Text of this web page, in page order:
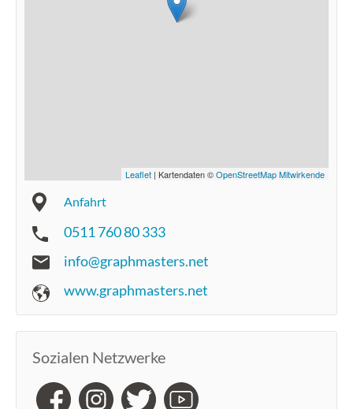
Leaflet | Kartendaten ©OpenStreetMap Mitwirkende
Anfahrt
0511 760 80 333
info@graphmasters.net
www.graphmasters.net
Sozialen Netzwerke